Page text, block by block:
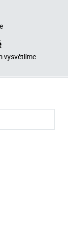
vysvětlíme